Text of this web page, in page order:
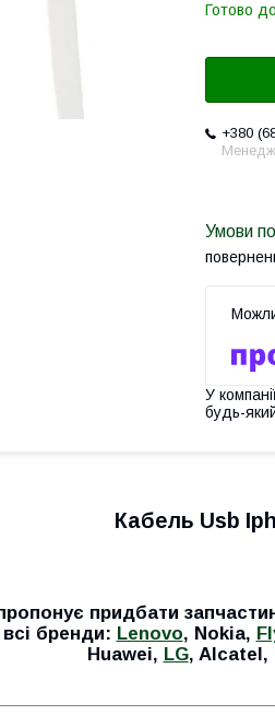
Готово
+380
У
будь-
Кабель Usb
придбати
бренди: Lenovo, Nokia,
Huawei, LG, Alcatel,